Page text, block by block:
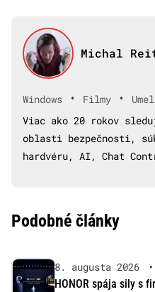
Michal
Windows • Filmy •
Viac ako 20 rokov
oblasti bezpečnosti,
hardvéru, AI, Chat
Podobné články
8. augusta 2026 •
HONOR spája sily s